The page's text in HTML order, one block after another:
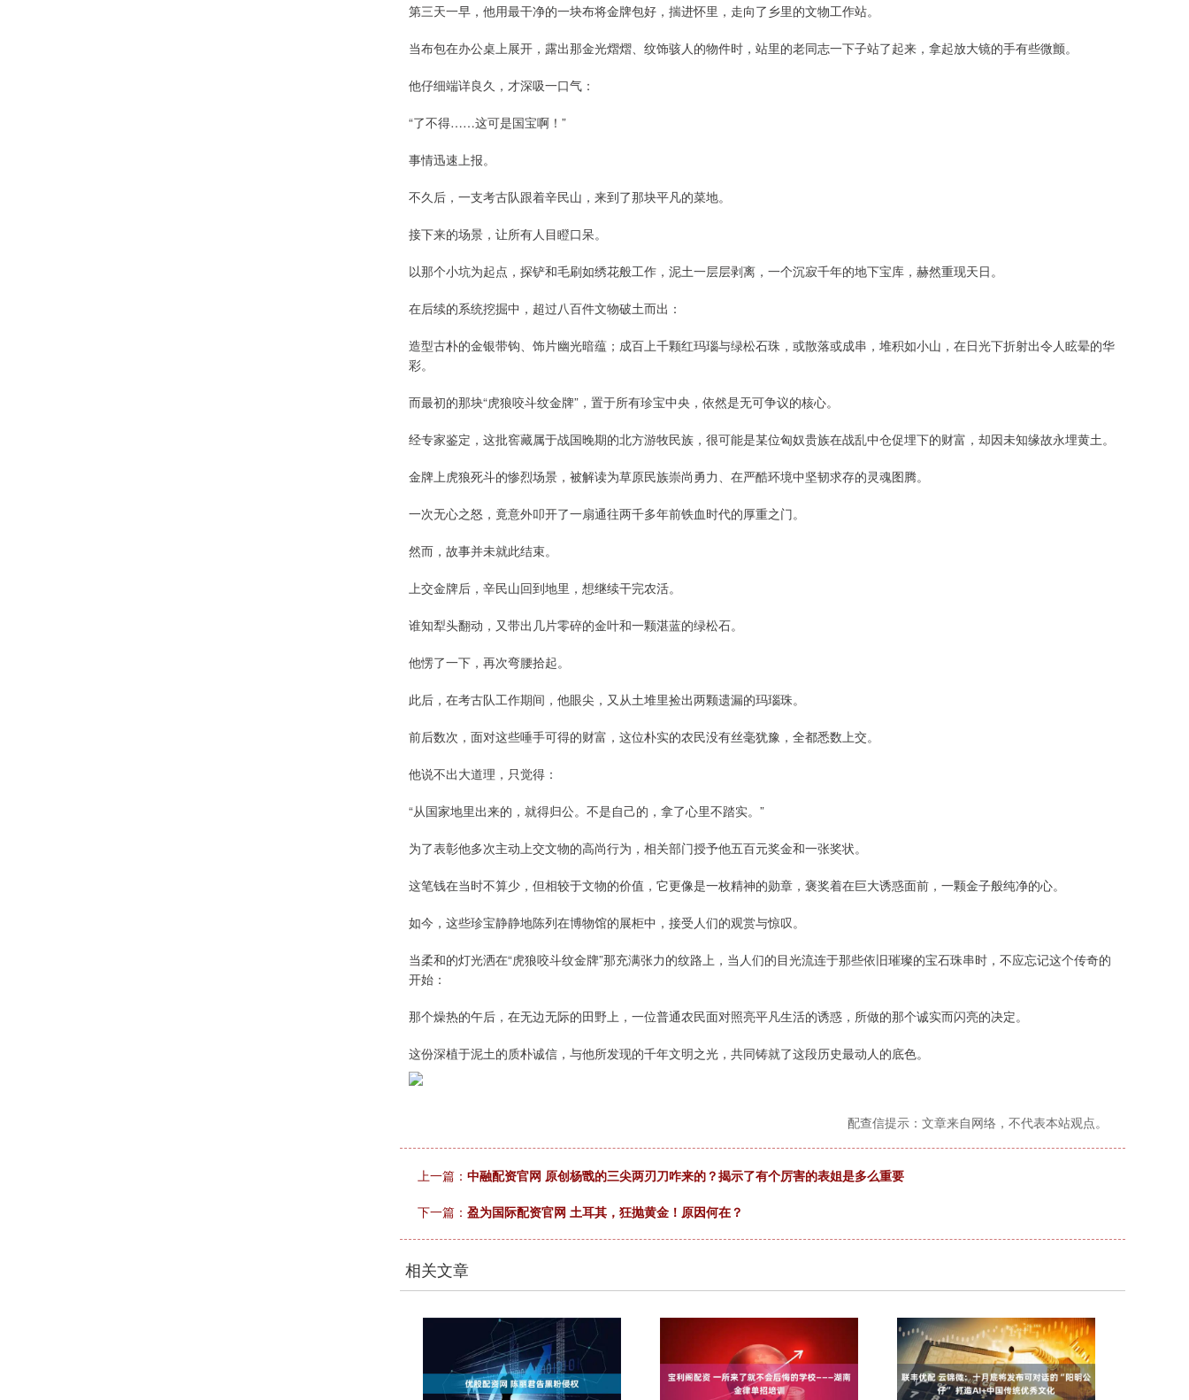
第三天一早，他用最干净的一块布将金牌包好，揣进怀里，走向了乡里的文物工作站。
当布包在办公桌上展开，露出那金光熠熠、纹饰骇人的物件时，站里的老同志一下子站了起来，拿起放大镜的手有些微颤。
他仔细端详良久，才深吸一口气：
“了不得……这可是国宝啊！”
事情迅速上报。
不久后，一支考古队跟着辛民山，来到了那块平凡的菜地。
接下来的场景，让所有人目瞪口呆。
以那个小坑为起点，探铲和毛刷如绣花般工作，泥土一层层剥离，一个沉寂千年的地下宝库，赫然重现天日。
在后续的系统挖掘中，超过八百件文物破土而出：
造型古朴的金银带钩、饰片幽光暗蕴；成百上千颗红玛瑙与绿松石珠，或散落或成串，堆积如小山，在日光下折射出令人眩晕的华
彩。
而最初的那块“虎狼咬斗纹金牌”，置于所有珍宝中央，依然是无可争议的核心。
经专家鉴定，这批窖藏属于战国晚期的北方游牧民族，很可能是某位匈奴贵族在战乱中仓促埋下的财富，却因未知缘故永埋黄土。
金牌上虎狼死斗的惨烈场景，被解读为草原民族崇尚勇力、在严酷环境中坚韧求存的灵魂图腾。
一次无心之怒，竟意外叩开了一扇通往两千多年前铁血时代的厚重之门。
然而，故事并未就此结束。
上交金牌后，辛民山回到地里，想继续干完农活。
谁知犁头翻动，又带出几片零碎的金叶和一颗湛蓝的绿松石。
他愣了一下，再次弯腰拾起。
此后，在考古队工作期间，他眼尖，又从土堆里捡出两颗遗漏的玛瑙珠。
前后数次，面对这些唾手可得的财富，这位朴实的农民没有丝毫犹豫，全都悉数上交。
他说不出大道理，只觉得：
“从国家地里出来的，就得归公。不是自己的，拿了心里不踏实。”
为了表彰他多次主动上交文物的高尚行为，相关部门授予他五百元奖金和一张奖状。
这笔钱在当时不算少，但相较于文物的价值，它更像是一枚精神的勋章，褒奖着在巨大诱惑面前，一颗金子般纯净的心。
如今，这些珍宝静静地陈列在博物馆的展柜中，接受人们的观赏与惊叹。
当柔和的灯光洒在“虎狼咬斗纹金牌”那充满张力的纹路上，当人们的目光流连于那些依旧璀璨的宝石珠串时，不应忘记这个传奇的
开始：
那个燥热的午后，在无边无际的田野上，一位普通农民面对照亮平凡生活的诱惑，所做的那个诚实而闪亮的决定。
这份深植于泥土的质朴诚信，与他所发现的千年文明之光，共同铸就了这段历史最动人的底色。
配查信提示：文章来自网络，不代表本站观点。
上一篇： 中融配资官网 原创杨戬的三尖两刃刀咋来的？揭示了有个厉害的表姐是多么重要
下一篇： 盈为国际配资官网 土耳其，狂抛黄金！原因何在？
相关文章